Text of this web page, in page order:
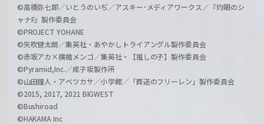
©高橋弥七郎／いとうのいぢ／アスキー･メディアワークス／『灼眼のシ
ャナF』製作委員会
©PROJECT YOHANE
©矢吹健太朗／集英社・あやかしトライアングル製作委員会
©赤坂アカ×横槍メンゴ／集英社・【推しの子】製作委員会
©Pyramid,Inc.／成子坂製作所
©山田鐘人・アベツカサ／小学館／「葬送のフリーレン」製作委員会
©2015, 2017, 2021 BIGWEST
©Bushiroad
©HAKAMA Inc